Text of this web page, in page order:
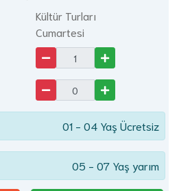
Kültür Turları
Cumartesi
01 - 04 Yaş Ücretsiz
05 - 07 Yaş yarım